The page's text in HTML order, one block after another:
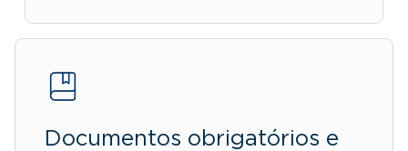
Documentos obrigatórios e